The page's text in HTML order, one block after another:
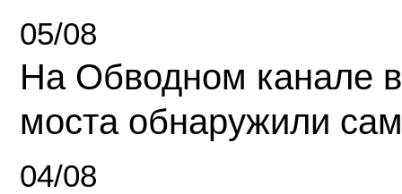
05/08
На Обводном канале
моста обнаружили
04/08